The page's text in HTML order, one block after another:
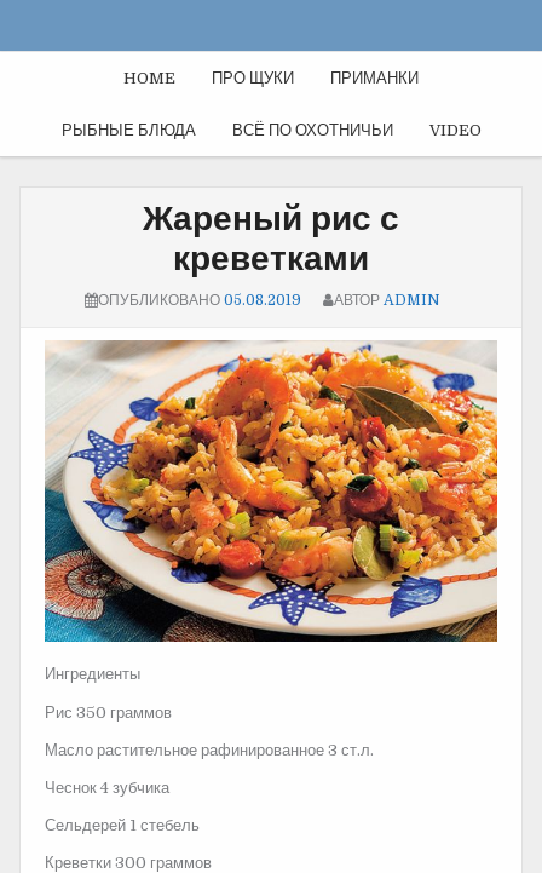
HOME ПРО ЩУКИ ПРИМАНКИ
РЫБНЫЕ БЛЮДА ВСЁ ПО ОХОТНИЧЬИ VIDEO
Жареный рис с
креветками
ОПУБЛИКОВАНО 05.08.2019 АВТОР ADMIN
Ингредиенты
Рис 350 граммов
Масло растительное рафинированное 3 ст.л.
Чеснок 4 зубчика
Сельдерей 1 стебель
Креветки 300 граммов